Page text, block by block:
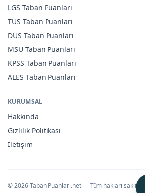
LGS Taban Puanları
TUS Taban Puanları
DUS Taban Puanları
MSÜ Taban Puanları
KPSS Taban Puanları
ALES Taban Puanları
KURUMSAL
Hakkında
Gizlilik Politikası
İletişim
©2026Taban Puanları.net — Tüm hakları saklıdır.